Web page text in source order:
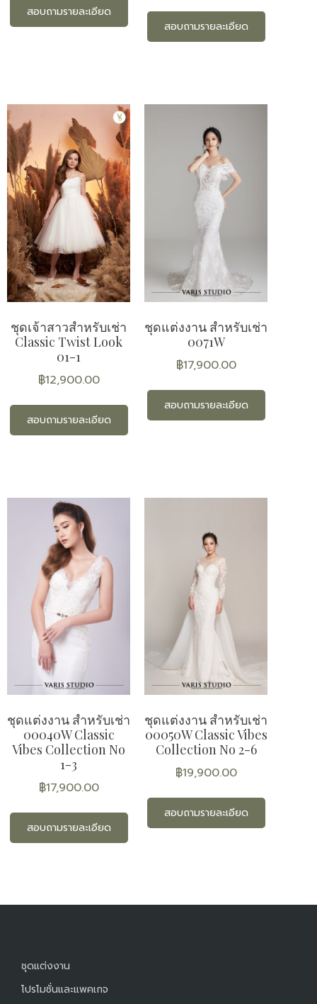
สอบถามรายละเอียด
สอบถามรายละเอียด
ชุดเจ้าสาวสำหรับเช่า
Classic Twist Look
01-1
฿12,900.00
สอบถามรายละเอียด
ชุดแต่งงาน สำหรับเช่า
0071W
฿17,900.00
สอบถามรายละเอียด
ชุดแต่งงาน สำหรับเช่า
00040W Classic
Vibes Collection No
1-3
฿17,900.00
สอบถามรายละเอียด
ชุดแต่งงาน สำหรับเช่า
00050W Classic Vibes
Collection No 2-6
฿19,900.00
สอบถามรายละเอียด
ชุดแต่งงาน
โปรโมชั่นและแพคเกจ